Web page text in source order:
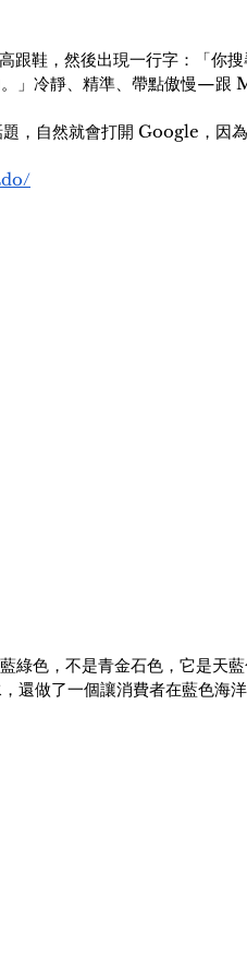
鞋，然後出現一行字：「你
」冷靜、精準、帶點傲慢—跟
，自然就會打開 Google，因
色，不是青金石色，它是天藍
做了一個讓消費者在藍色海